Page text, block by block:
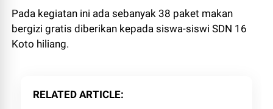
Pada kegiatan ini ada sebanyak 38 paket makan
bergizi gratis diberikan kepada siswa-siswi SDN 16
Koto hiliang.
RELATED ARTICLE